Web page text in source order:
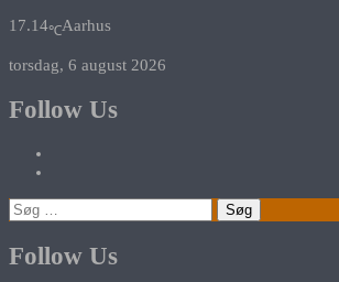
17.14℃Aarhus
torsdag, 6 august 2026
Follow Us
Søg
efter:
Follow Us